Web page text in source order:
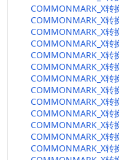
COMMONMARK_X转
COMMONMARK_X转
COMMONMARK_X转
COMMONMARK_X转
COMMONMARK_X转
COMMONMARK_X转
COMMONMARK_X转
COMMONMARK_X转
COMMONMARK_X转
COMMONMARK_X转
COMMONMARK_X转
COMMONMARK_X转
COMMONMARK_X转